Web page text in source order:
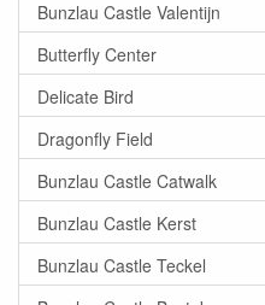
Bunzlau Castle Valentijn
Butterfly Center
Delicate Bird
Dragonfly Field
Bunzlau Castle Catwalk
Bunzlau Castle Kerst
Bunzlau Castle Teckel